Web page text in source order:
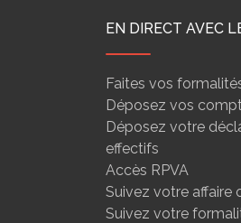
EN DIRECT AVEC
Faites vos
Déposez vos
Déposez votre
effectifs
Accès RPVA
Suivez votre affaire
Suivez votre